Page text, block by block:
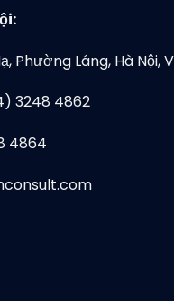
Phường Láng, Hà Nội,
3248 4862
4864